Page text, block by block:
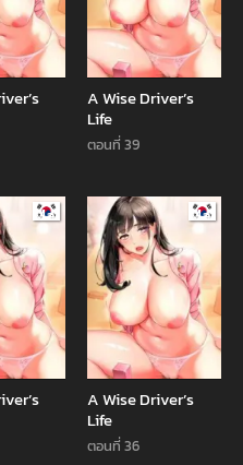
A Wise Driver’s
Life
ตอนที่ 39
Manhwa
A Wise Driver’s
Life
ตอนที่ 36